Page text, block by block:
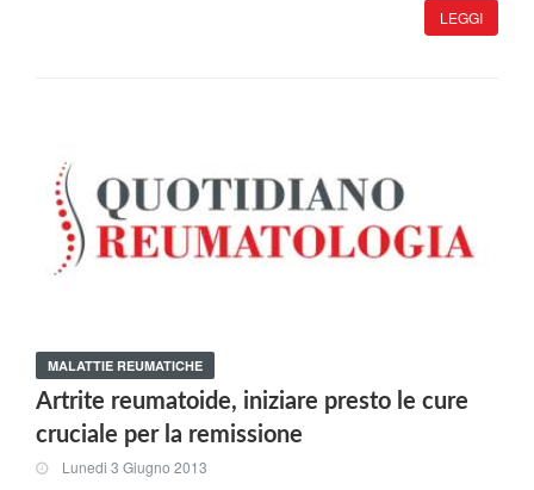
LEGGI
MALATTIE REUMATICHE
Artrite reumatoide, iniziare presto le cure
cruciale per la remissione
Lunedi 3 Giugno 2013